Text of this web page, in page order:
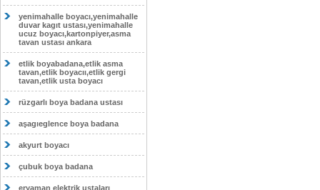
yenimahalle boyacı,yenimahalle
duvar kagıt ustası,yenimahalle
ucuz boyacı,kartonpiyer,asma
tavan ustası ankara
etlik boyabadana,etlik asma
tavan,etlik boyacıı,etlik gergi
tavan,etlik usta boyacı
rüzgarlı boya badana ustası
aşagıeglence boya badana
akyurt boyacı
çubuk boya badana
eryaman elektrik ustaları